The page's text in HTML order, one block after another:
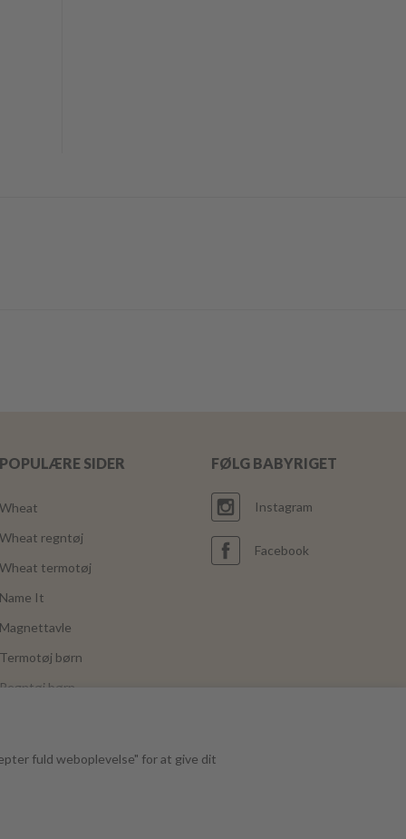
fuld weboplevelse" for at give dit
POPULÆRE SIDER
Wheat
Wheat regntøj
Wheat termotøj
Name It
Magnettavle
Termotøj børn
Regntøj børn
FØLG BABYRIGET
Instagram
Facebook